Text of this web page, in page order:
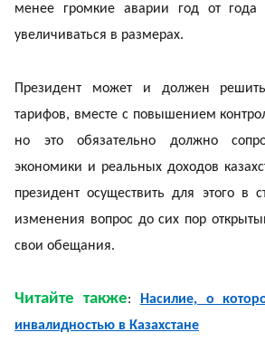
менее громкие аварии год от года
увеличиваться в размерах.
Президент может и должен
тарифов, вместе с повышением
но это обязательно должно
экономики и реальных доходов
президент осуществить для этого в
изменения вопрос до сих пор
свои обещания.
Читайте также:
Насилие, о
инвалидностью в Казахстане